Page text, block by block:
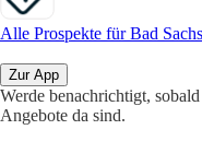
Alle Prospekte für Bad
Zur App
Werde benachrichtigt,
Angebote da sind.